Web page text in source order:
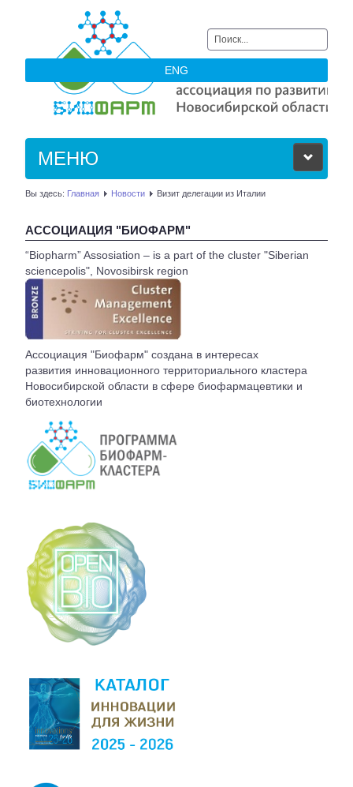
Искать...
ENG
МЕНЮ
ОБ АССОЦИАЦИИ
ЧЛЕНЫ АССОЦИАЦИИ
НОВОСТИ
АКТУАЛЬНОЕ
ВСТУПЛЕНИЕ
КОНТАКТЫ
БЮРО АССОЦИАЦИИ
Вы здесь: Главная Новости Визит делегации из Италии
АССОЦИАЦИЯ "БИОФАРМ"
“Biopharm” Assosiation – is a part of the cluster "Siberian
sciencepolis", Novosibirsk region
Ассоциация "Биофарм" создана в интересах
развития инновационного территориального кластера
Новосибирской области в сфере биофармацевтики и
биотехнологии